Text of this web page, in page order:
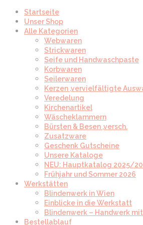
Startseite
Unser Shop
Alle Kategorien
Webwaren
Strickwaren
Seife und Handwaschpaste
Korbwaren
Seilerwaren
Kerzen ,vervielfältigte
Veredelung
Kirchenartikel
Wäscheklammern
Bürsten & Besen ,versch.
Zusatzware
Geschenk Gutscheine
Unsere Kataloge
NEU: Hauptkatalog 2025/
Frühjahr und Sommer 2026
Werkstätten
Blindenwerk in Wien
Einblicke in die Werkstatt
Blindenwerk – Handwerk
Bestellablauf